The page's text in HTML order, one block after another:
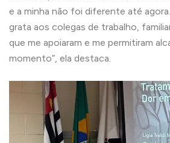
e a minha não foi diferente até
grata aos colegas de trabalho,
que me apoiaram e me permitiram
momento”, ela destaca.